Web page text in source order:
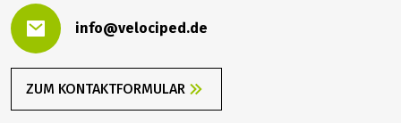
info@velociped.de
ZUM KONTAKTFORMULAR